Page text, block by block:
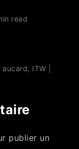
read
aucard, ITW
publier un